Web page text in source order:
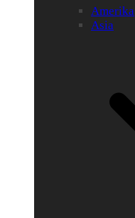
Amerika
Asia